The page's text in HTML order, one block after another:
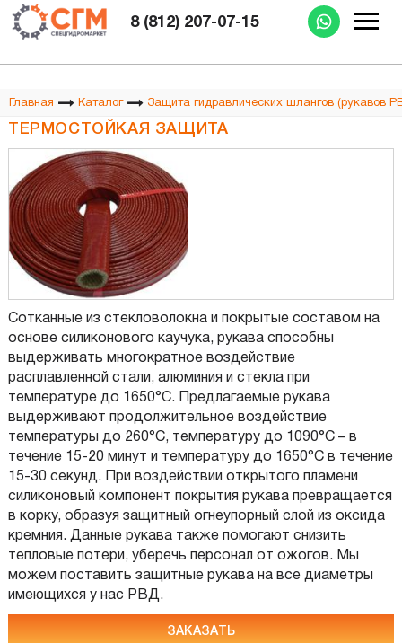
8 (812) 207-07-15
Изготовление РВД при Вас за 15 минут
Главная Каталог Защита гидравлических шлангов (рукавов
ТЕРМОСТОЙКАЯ ЗАЩИТА
Сотканные из стекловолокна и покрытые составом на
основе силиконового каучука, рукава способны
выдерживать многократное воздействие
расплавленной стали, алюминия и стекла при
температуре до 1650°С. Предлагаемые рукава
выдерживают продолжительное воздействие
температуры до 260°С, температуру до 1090°С – в
течение 15-20 минут и температуру до 1650°С в течение
15-30 секунд. При воздействии открытого пламени
силиконовый компонент покрытия рукава превращается
в корку, образуя защитный огнеупорный слой из оксида
кремния. Данные рукава также помогают снизить
тепловые потери, уберечь персонал от ожогов. Мы
можем поставить защитные рукава на все диаметры
имеющихся у нас РВД.
ЗАКАЗАТЬ